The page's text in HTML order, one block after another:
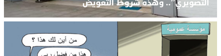
التصويري”.. وهذه شروط التعويض